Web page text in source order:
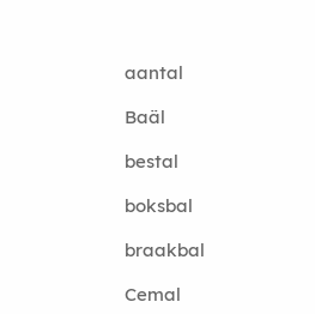
aantal
Baäl
bestal
boksbal
braakbal
Cemal